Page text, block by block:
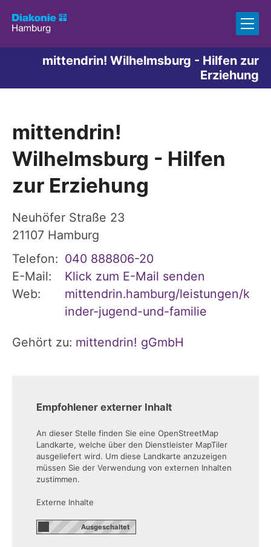
mittendrin! Wilhelmsburg - Hilfen zur
Erziehung
mittendrin!
Wilhelmsburg - Hilfen
zur Erziehung
Neuhöfer Straße 23
21107 Hamburg
Telefon: 040 888806-20
E-Mail:
Klick zum E-Mail senden
Web:
mittendrin.hamburg/leistungen/k
inder-jugend-und-familie
Gehört zu: mittendrin! gGmbH
Empfohlener externer Inhalt
An dieser Stelle finden Sie eine OpenStreetMap
Landkarte, welche über den Dienstleister MapTiler
ausgeliefert wird. Um diese Landkarte anzuzeigen
müssen Sie der Verwendung von externen Inhalten
zustimmen.
Externe Inhalte